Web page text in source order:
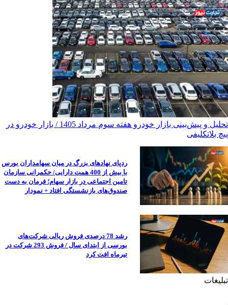
تحلیل و پیش‌بینی بازار خودرو هفته سوم مرداد 1405 / بازار خودرو در
پیچ بلاتکلیفی
ردپای نهادهای بزرگ در میان سهامداران بورس
با بیش از 400 همت دارایی/ حکمرانی سازمان
تامین اجتماعی در بازار سهام؛ فرمان به دست
صندوق‌های بازنشستگی افتاد + نمودار
رشد 78 درصدی فروش ریالی شرکت‌های
بورسی از ابتدای سال / فروش 293 شرکت در
تیرماه افت کرد
تبلیغات